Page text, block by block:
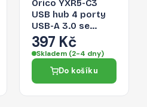
Orico YXR5-C3
USB hub 4 porty
USB-A 3.0 se
čtečkou SD a
microSD 0,3 m –
černý
397 Kč
Skladem (2-4 dny)
Do košíku